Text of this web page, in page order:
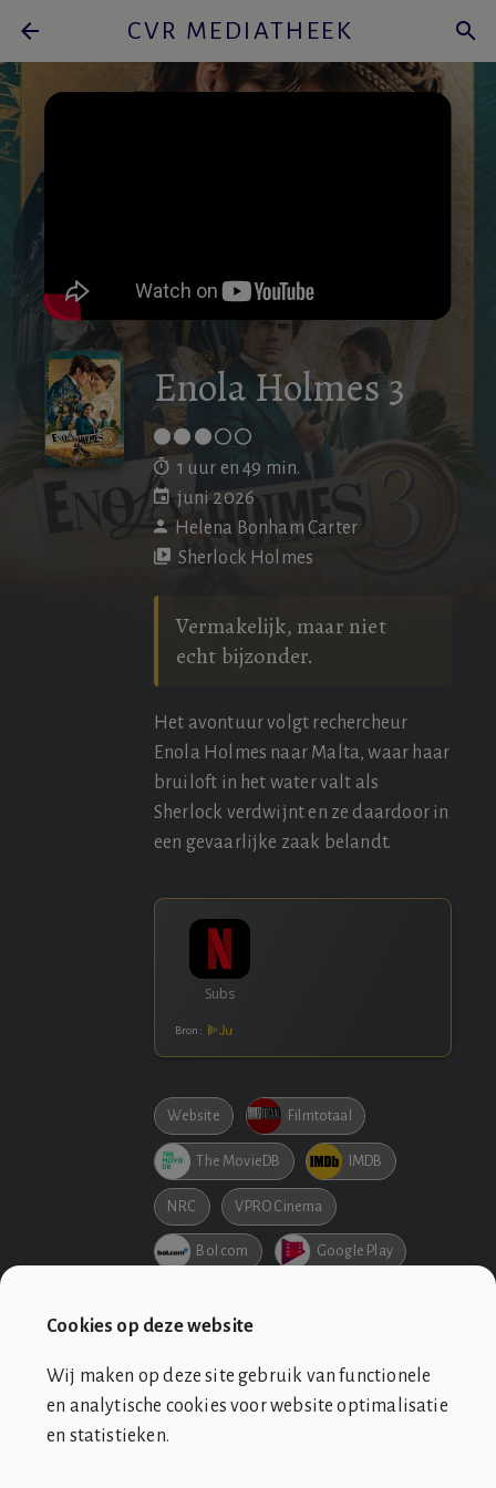
Cookies op deze website
Wij maken op deze site gebruik van functionele
en analytische cookies voor website optimalisatie
en statistieken.
arrow_back CVR MEDIATHEEK search
Enola Holmes 3
1 uur en 49 min.
juni 2026
Helena Bonham Carter
Sherlock Holmes
Vermakelijk, maar niet
echt bijzonder.
Het avontuur volgt rechercheur
Enola Holmes naar Malta, waar haar
bruiloft in het water valt als
Sherlock verdwijnt en ze daardoor in
een gevaarlijke zaak belandt.
Bron:
Website Filmtotaal
The MovieDB IMDB
NRC VPRO Cinema
Bol.com Google Play